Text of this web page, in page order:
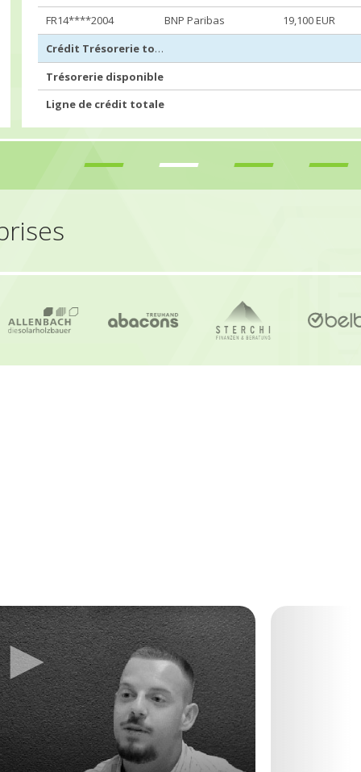
FR14****2004
BNP Paribas
19,100 EUR
Crédit Trésorerie totale
Trésorerie disponible
Ligne de crédit totale